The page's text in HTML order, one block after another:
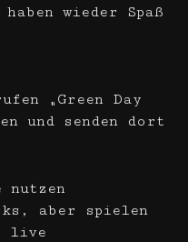
wieder Spaß
„Green Day
und senden dort
nutzen
aber spielen
live